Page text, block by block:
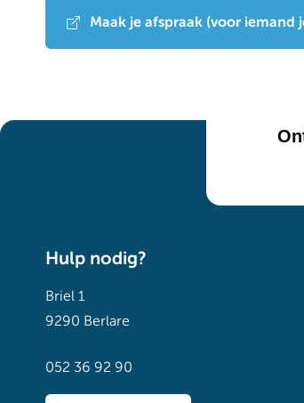
Maak je afspraak (voor iemand
Hulp nodig?
Briel 1
9290 Berlare
052 36 92 90